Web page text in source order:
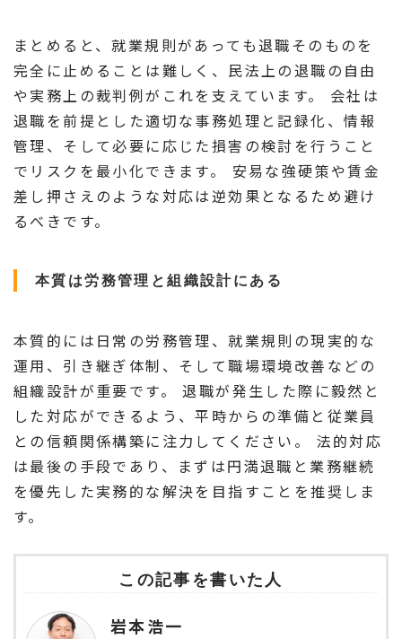
まとめると、就業規則があっても退職そのものを
完全に止めることは難しく、民法上の退職の自由
や実務上の裁判例がこれを支えています。 会社は
退職を前提とした適切な事務処理と記録化、情報
管理、そして必要に応じた損害の検討を行うこと
でリスクを最小化できます。 安易な強硬策や賃金
差し押さえのような対応は逆効果となるため避け
るべきです。
本質は労務管理と組織設計にある
本質的には日常の労務管理、就業規則の現実的な
運用、引き継ぎ体制、そして職場環境改善などの
組織設計が重要です。 退職が発生した際に毅然と
した対応ができるよう、平時からの準備と従業員
との信頼関係構築に注力してください。 法的対応
は最後の手段であり、まずは円満退職と業務継続
を優先した実務的な解決を目指すことを推奨しま
す。
この記事を書いた人
岩本浩一